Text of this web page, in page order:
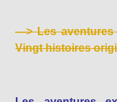
—>Les
Vingt histoires